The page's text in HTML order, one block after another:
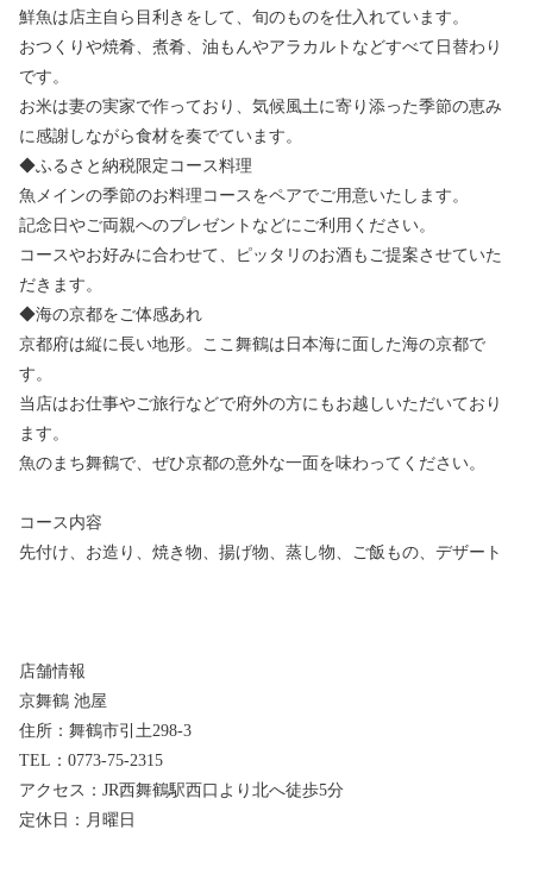
鮮魚は店主自ら目利きをして、旬のものを仕入れています。
おつくりや焼肴、煮肴、油もんやアラカルトなどすべて日替わり
です。
お米は妻の実家で作っており、気候風土に寄り添った季節の恵み
に感謝しながら食材を奏でています。
◆ふるさと納税限定コース料理
魚メインの季節のお料理コースをペアでご用意いたします。
記念日やご両親へのプレゼントなどにご利用ください。
コースやお好みに合わせて、ピッタリのお酒もご提案させていた
だきます。
◆海の京都をご体感あれ
京都府は縦に長い地形。ここ舞鶴は日本海に面した海の京都で
す。
当店はお仕事やご旅行などで府外の方にもお越しいただいており
ます。
魚のまち舞鶴で、ぜひ京都の意外な一面を味わってください。
コース内容
先付け、お造り、焼き物、揚げ物、蒸し物、ご飯もの、デザート
店舗情報
京舞鶴 池屋
住所：舞鶴市引土298-3
TEL：0773-75-2315
アクセス：JR西舞鶴駅西口より北へ徒歩5分
定休日：月曜日